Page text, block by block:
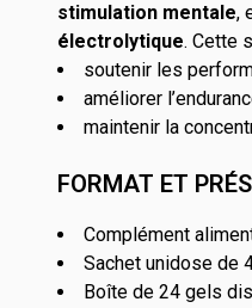
stimulation mentale,
électrolytique. Cette
soutenir les
améliorer
maintenir la
FORMAT ET
Complément
Sachet unidose de
Boîte de 24 gels